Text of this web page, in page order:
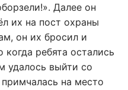
Далее он
их на пост охраны
он их бросил и
когда ребята остались
удалось выйти со
на место